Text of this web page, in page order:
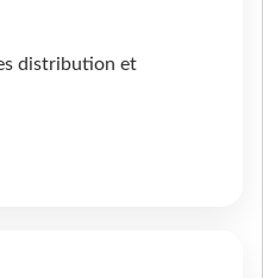
distribution et